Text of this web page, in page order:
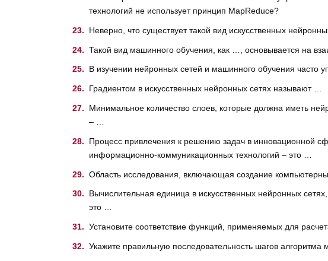
технологий не использует принцип MapReduce?
Неверно, что существует такой вид искусственных
Такой вид машинного обучения, как …, основывается на
В изучении нейронных сетей и машинного обучения часто
Градиентом в искусственных нейронных сетях называют …
Минимальное количество слоев, которые должна иметь
– …
Процесс привлечения к решению задач в инновационной
информационно-коммуникационных технологий – это …
Область исследования, включающая создание
Вычислительная единица в искусственных нейронных
это …
Установите соответствие функций, применяемых для
Укажите правильную последовательность шагов